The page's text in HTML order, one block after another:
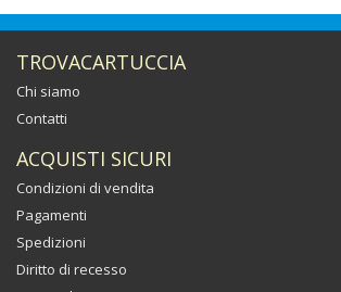
TROVACARTUCCIA
Chi siamo
Contatti
ACQUISTI SICURI
Condizioni di vendita
Pagamenti
Spedizioni
Diritto di recesso